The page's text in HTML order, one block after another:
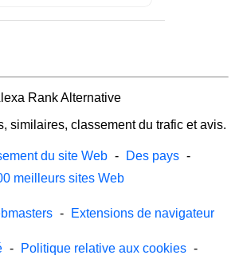
Rank Alternative
similaires, classement du trafic et avis.
du site Web - Des pays -
meilleurs sites Web
- Extensions de navigateur
- Politique relative aux cookies -